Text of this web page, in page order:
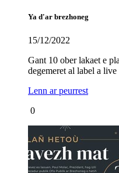
Ya d'ar brezhoneg
15/12/2022
Gant 10 ober lakaet e
degemeret al label a live
Lenn ar peurrest
0